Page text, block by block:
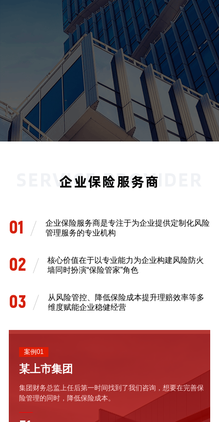
SERVICE PROVIDER
企业保险服务商
01
企业保险服务商是专注于为企业提供定制化风险
管理服务的专业机构
02
核心价值在于以专业能力为企业构建风险防火
墙同时扮演“保险管家”角色
03
从风险管控、降低保险成本提升理赔效率等多
维度赋能企业稳健经营
案例01
某上市集团
集团财务总监上任后第一时间找到了我们咨询，想要在完善保
险管理的同时，降低保险成本。